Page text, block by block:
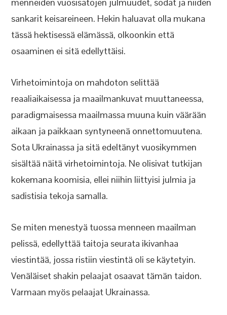
sankarit keisareineen. Hekin haluavat olla mukana
tässä hektisessä elämässä, olkoonkin että
osaaminen ei sitä edellyttäisi.
Virhetoimintoja on mahdoton selittää
reaaliaikaisessa ja maailmankuvat muuttaneessa,
paradigmaisessa maailmassa muuna kuin väärään
aikaan ja paikkaan syntyneenä onnettomuutena.
Sota Ukrainassa ja sitä edeltänyt vuosikymmen
sisältää näitä virhetoimintoja. Ne olisivat tutkijan
kokemana koomisia, ellei niihin liittyisi julmia ja
sadistisia tekoja samalla.
Se miten menestyä tuossa menneen maailman
pelissä, edellyttää taitoja seurata ikivanhaa
viestintää, jossa ristiin viestintä oli se käytetyin.
Venäläiset shakin pelaajat osaavat tämän taidon.
Varmaan myös pelaajat Ukrainassa.